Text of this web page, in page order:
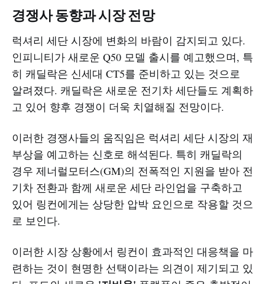
경쟁사 동향과 시장 전망
럭셔리 세단 시장에 변화의 바람이 감지되고 있다.
인피니티가 새로운 Q50 모델 출시를 예고했으며, 특
히 캐딜락은 신세대 CT5를 준비하고 있는 것으로
알려졌다. 캐딜락은 새로운 전기차 세단들도 계획하
고 있어 향후 경쟁이 더욱 치열해질 전망이다.
이러한 경쟁사들의 움직임은 럭셔리 세단 시장의 재
부상을 예고하는 신호로 해석된다. 특히 캐딜락의
경우 제너럴모터스(GM)의 전폭적인 지원을 받아 전
기차 전환과 함께 새로운 세단 라인업을 구축하고
있어 링컨에게는 상당한 압박 요인으로 작용할 것으
로 보인다.
이러한 시장 상황에서 링컨이 효과적인 대응책을 마
련하는 것이 현명한 선택이라는 의견이 제기되고 있